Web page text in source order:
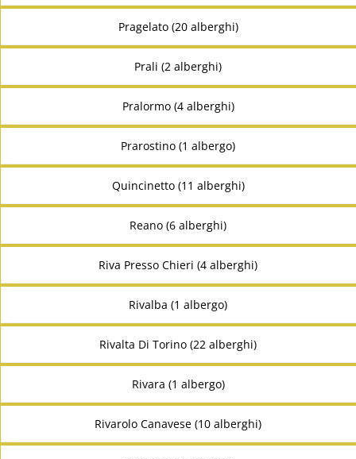
Pragelato (20 alberghi)
Prali (2 alberghi)
Pralormo (4 alberghi)
Prarostino (1 albergo)
Quincinetto (11 alberghi)
Reano (6 alberghi)
Riva Presso Chieri (4 alberghi)
Rivalba (1 albergo)
Rivalta Di Torino (22 alberghi)
Rivara (1 albergo)
Rivarolo Canavese (10 alberghi)